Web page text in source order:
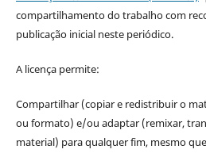
compartilhamento do trabalho com
publicação inicial neste periódico.
A licença permite:
Compartilhar (copiar e redistribuir o
ou formato) e/ou adaptar (remixar,
material) para qualquer fim, mesmo